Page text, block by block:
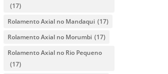
(17)
Rolamento Axial no Mandaqui (17)
Rolamento Axial no Morumbi (17)
Rolamento Axial no Rio Pequeno
(17)